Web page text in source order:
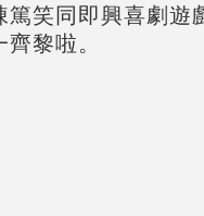
篤笑同即興喜劇遊
黎啦。